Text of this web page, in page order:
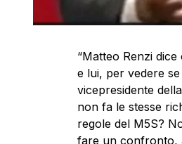
“Matteo Renzi
e lui, per vedere
vicepresidente
non fa le stesse
regole del M5S?
fare un confronto,